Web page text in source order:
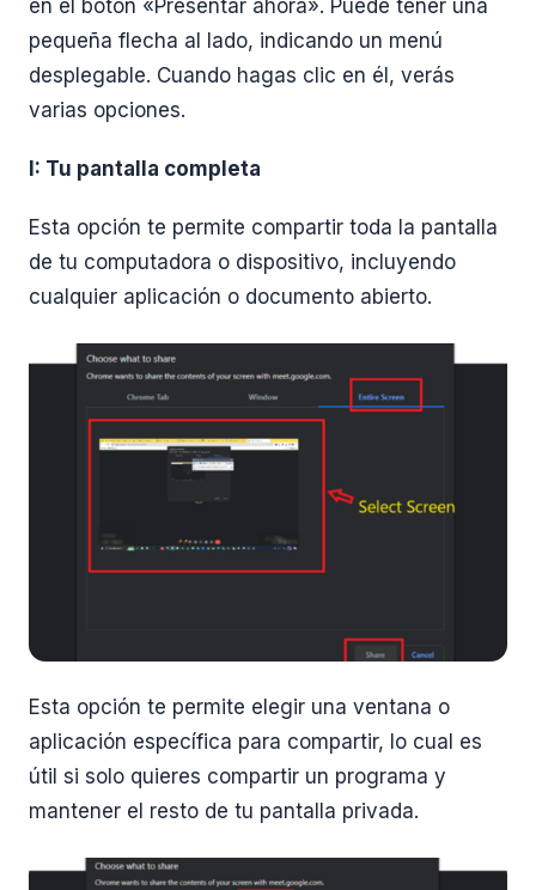
en el botón «Presentar ahora». Puede tener una
pequeña flecha al lado, indicando un menú
desplegable. Cuando hagas clic en él, verás
varias opciones.
I: Tu pantalla completa
Esta opción te permite compartir toda la pantalla
de tu computadora o dispositivo, incluyendo
cualquier aplicación o documento abierto.
Esta opción te permite elegir una ventana o
aplicación específica para compartir, lo cual es
útil si solo quieres compartir un programa y
mantener el resto de tu pantalla privada.